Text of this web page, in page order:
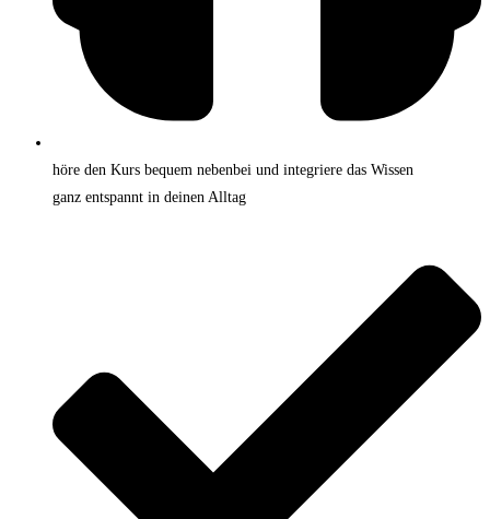
höre den Kurs bequem nebenbei und integriere das Wissen
ganz entspannt in deinen Alltag